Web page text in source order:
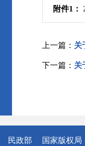
附件1：
上一篇： 关
下一篇： 关
民政部 国家版权局